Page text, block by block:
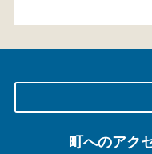
町へのアク